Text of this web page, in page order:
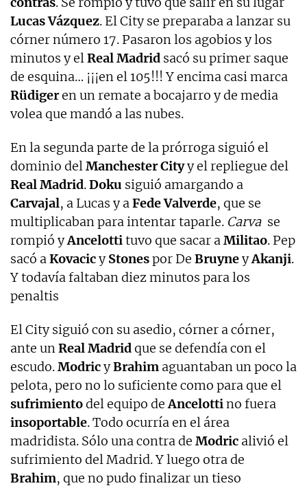
Lucas Vázquez. El City se preparaba a lanzar su
córner número 17. Pasaron los agobios y los
minutos y elReal Madrid sacó su primer saque
de esquina… ¡¡¡en el 105!!! Y encima casi marca
Rüdigeren un remate a bocajarro y de media
volea que mandó a las nubes.
En la segunda parte de la prórroga siguió el
dominio delManchester Cityy el repliegue del
Real Madrid.Doku siguió amargando a
Carvajal, a Lucas y aFede Valverde, que se
multiplicaban para intentar taparle. Carva se
rompió yAncelottituvo que sacar aMilitao. Pep
sacó aKovacicyStonespor De BruyneyAkanji.
Y todavía faltaban diez minutos para los
penaltis
El City siguió con su asedio, córner a córner,
ante unReal Madridque se defendía con el
escudo.ModricyBrahim aguantaban un poco la
pelota, pero no lo suficiente como para que el
sufrimientodel equipo deAncelottino fuera
insoportable. Todo ocurría en el área
madridista. Sólo una contra de Modric alivió el
sufrimiento del Madrid. Y luego otra de
Brahim, que no pudo finalizar un tieso